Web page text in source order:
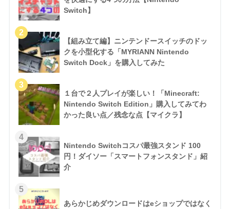
Switch】
【組み立て編】ニンテンドースイッチのドッ
クを小型化する「MYRIANN Nintendo
Switch Dock」を購入してみた
１台で２人プレイが楽しい！「Minecraft:
Nintendo Switch Edition」購入してみてわ
かった良い点／残念な点【マイクラ】
Nintendo Switchコスパ最強スタンド 100
円！ダイソー「スマートフォンスタンド」紹
介
あらかじめダウンロードはeショップではなく